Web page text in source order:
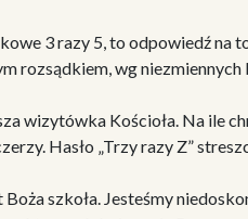
3 razy 5, to odpowiedź
rozsądkiem, wg
wizytówka Kościoła. Na
Hasło „Trzy razy Z”
szkoła. Jesteśmy